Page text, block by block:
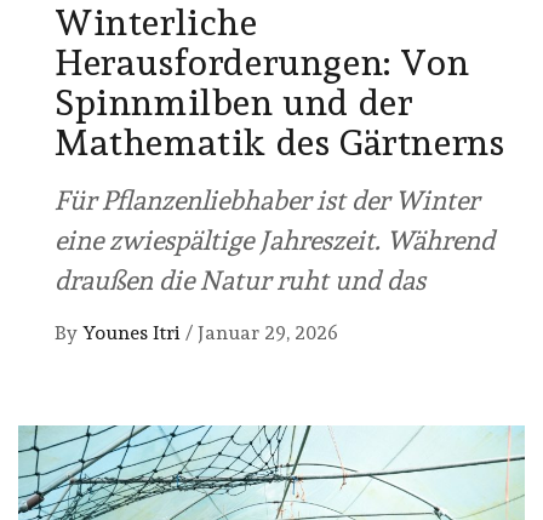
Winterliche
Herausforderungen: Von
Spinnmilben und der
Mathematik des Gärtnerns
Für Pflanzenliebhaber ist der Winter
eine zwiespältige Jahreszeit. Während
draußen die Natur ruht und das
By Younes Itri / Januar 29, 2026